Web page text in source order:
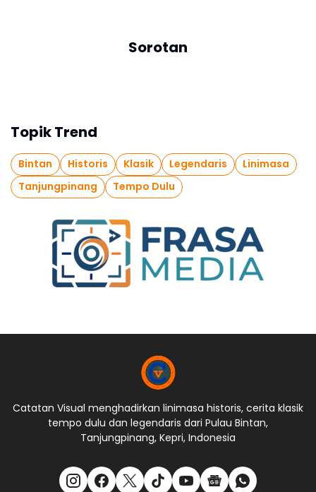
Sorotan
Topik Trend
Bintan Historis Klasik Legendaris
Linimasa
Tanjungpinang
Tempo Dulu
Catatan Visual menghadirkan linimasa historis, cerita klasik
tempo dulu dan legendaris dari Pulau Bintan,
Tanjungpinang, Kepri, Indonesia